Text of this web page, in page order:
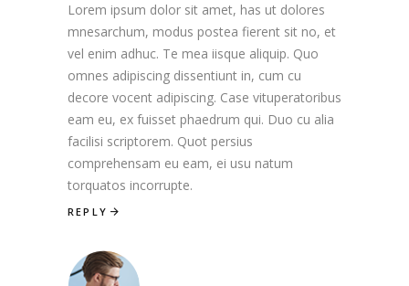
Lorem ipsum dolor sit amet, has ut dolores
mnesarchum, modus postea fierent sit no, et
vel enim adhuc. Te mea iisque aliquip. Quo
omnes adipiscing dissentiunt in, cum cu
decore vocent adipiscing. Case vituperatoribus
eam eu, ex fuisset phaedrum qui. Duo cu alia
facilisi scriptorem. Quot persius
comprehensam eu eam, ei usu natum
torquatos incorrupte.
REPLY